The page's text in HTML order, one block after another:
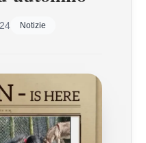
Notizie